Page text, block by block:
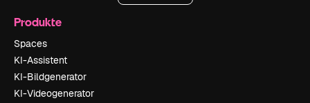
Produkte
Spaces
KI-Assistent
KI-Bildgenerator
KI-Videogenerator